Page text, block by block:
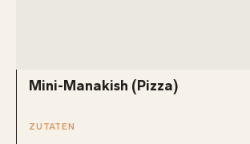
Mini-Manakish (Pizza)
ZUTATEN